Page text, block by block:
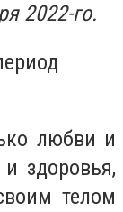
2022-го.
любви и
здоровья,
телом